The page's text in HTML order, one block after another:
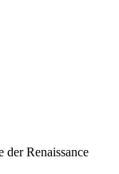
der Renaissance